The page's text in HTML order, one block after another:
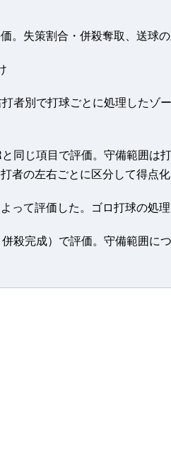
。失策割合・併殺奪取、送球
者別で打球ごとに処理したゾ
同じ項目で評価。守備範囲は
者の左右ごとに区分して得点
って評価した。ゴロ打球の処
殺完成）で評価。守備範囲に